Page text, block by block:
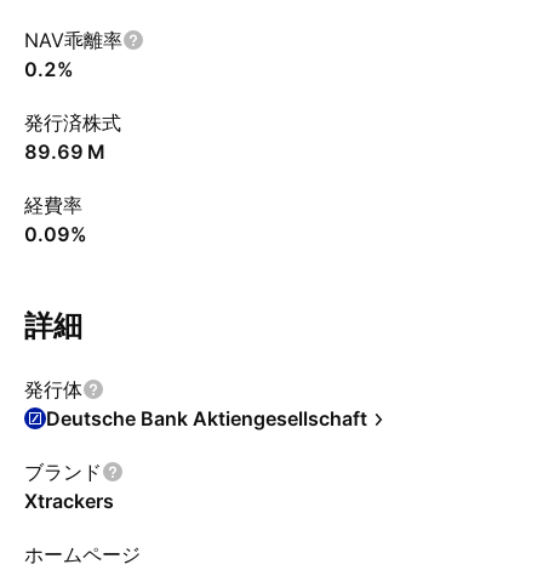
NAV乖離率
0.2%
発行済株式
‪89.69 M‬
経費率
0.09%
詳細
発行体
Deutsche Bank Aktiengesellschaft
ブランド
Xtrackers
ホームページ